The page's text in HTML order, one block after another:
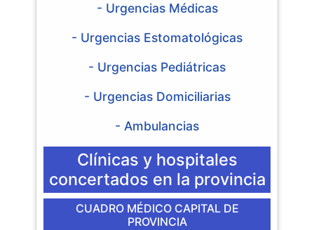
- Urgencias Médicas
- Urgencias Estomatológicas
- Urgencias Pediátricas
- Urgencias Domiciliarias
- Ambulancias
Clínicas y hospitales
concertados en la provincia
CUADRO MÉDICO CAPITAL DE
PROVINCIA